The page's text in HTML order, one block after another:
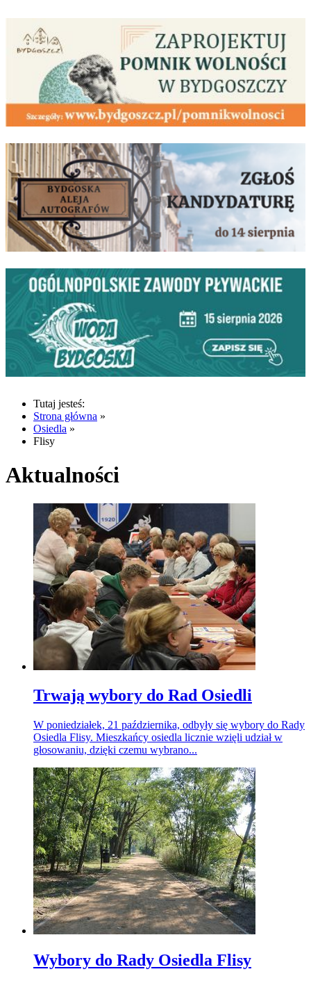
Tutaj jesteś:
Strona główna »
Osiedla »
Flisy
Aktualności
Trwają wybory do Rad Osiedli
W poniedziałek, 21 października, odbyły się wybory do Rady
Osiedla Flisy. Mieszkańcy osiedla licznie wzięli udział w
głosowaniu, dzięki czemu wybrano...
Wybory do Rady Osiedla Flisy